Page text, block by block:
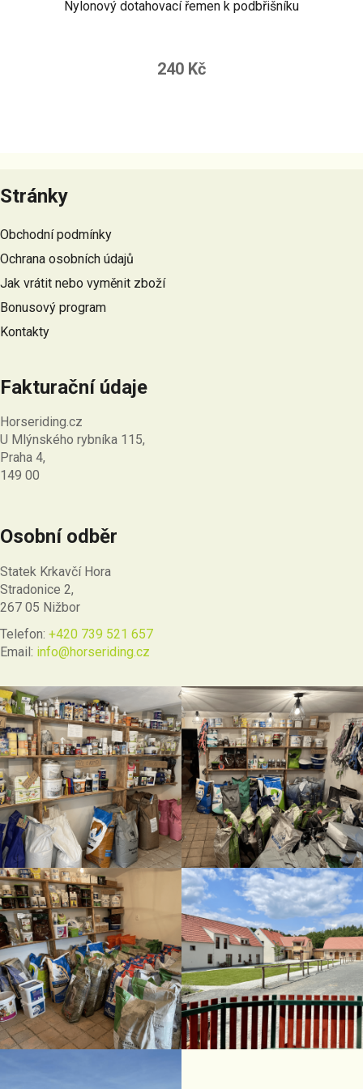
Nylonový dotahovací řemen k podbřišníku
240 Kč
á
p
a
t
í
Stránky
Obchodní podmínky
Ochrana osobních údajů
Jak vrátit nebo vyměnit zboží
Bonusový program
Kontakty
Fakturační údaje
Horseriding.cz
U Mlýnského rybníka 115,
Praha 4,
149 00
Osobní odběr
Statek Krkavčí Hora
Stradonice 2,
267 05 Nižbor
Telefon: +420 739 521 657
Email: info@horseriding.cz